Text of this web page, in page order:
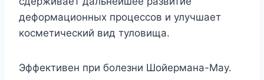
деформационных процессов и улучшает
косметический вид туловища.
Эффективен при болезни Шойермана-Мау.